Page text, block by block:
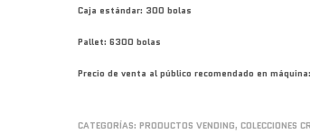
Caja estándar: 300 bolas
Pallet: 6300 bolas
Precio de venta al público recomendado en
CATEGORÍAS:PRODUCTOS VENDING,COLECCIONES